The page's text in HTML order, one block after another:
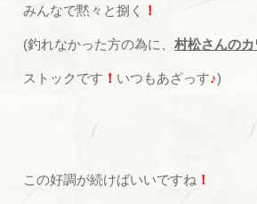
みんなで黙々と捌く ！
(釣れなかった方の為に、村松さんの
ストックです ！ いつもあざっす♪)
この好調が続けばいいですね ！